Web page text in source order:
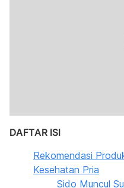
DAFTAR ISI
Rekomendasi
Kesehatan Pria
Sido Muncul